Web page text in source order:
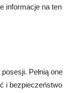
informacje na ten
Pełnią one
i bezpieczeństwo